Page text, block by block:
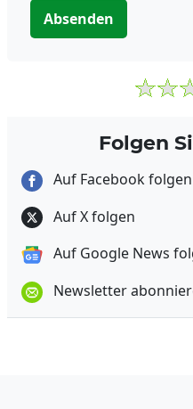
Absenden
Folgen
Auf Facebook folgen
Auf X folgen
Auf Google News
Newsletter